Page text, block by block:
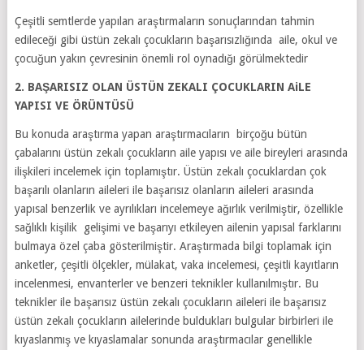
Çeşitli semtlerde yapılan araştırmaların sonuçlarından tahmin
edileceği gibi üstün zekalı çocukların başarısızlığında aile, okul ve
çocuğun yakın çevresinin önemli rol oynadığı görülmektedir
2. BAŞARISIZ OLAN ÜSTÜN ZEKALI ÇOCUKLARIN AiLE
YAPISI VE ÖRÜNTÜSÜ
Bu konuda araştırma yapan araştırmacıların birçoğu bütün
çabalarını üstün zekalı çocukların aile yapısı ve aile bireyleri arasında
ilişkileri incelemek için toplamıştır. Üstün zekalı çocuklardan çok
başarılı olanların aileleri ile başarısız olanların aileleri arasında
yapısal benzerlik ve ayrılıkları incelemeye ağırlık verilmiştir, özellikle
sağlıklı kişilik gelişimi ve başarıyı etkileyen ailenin yapısal farklarını
bulmaya özel çaba gösterilmiştir. Araştırmada bilgi toplamak için
anketler, çeşitli ölçekler, mülakat, vaka incelemesi, çeşitli kayıtların
incelenmesi, envanterler ve benzeri teknikler kullanılmıştır. Bu
teknikler ile başarısız üstün zekalı çocukların aileleri ile başarısız
üstün zekalı çocukların ailelerinde buldukları bulgular birbirleri ile
kıyaslanmış ve kıyaslamalar sonunda araştırmacılar genellikle